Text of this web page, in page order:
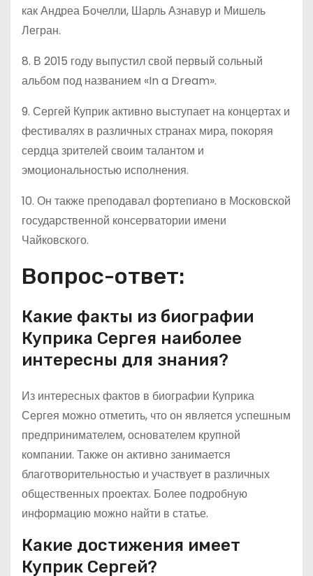
как Андреа Бочелли, Шарль Азнавур и Мишель
Легран.
8. В 2015 году выпустил свой первый сольный
альбом под названием «In a Dream».
9. Сергей Куприк активно выступает на концертах и
фестивалях в различных странах мира, покоряя
сердца зрителей своим талантом и
эмоциональностью исполнения.
10. Он также преподавал фортепиано в Московской
государственной консерватории имени
Чайковского.
Вопрос-ответ:
Какие факты из биографии
Куприка Сергея наиболее
интересны для знания?
Из интересных фактов в биографии Куприка
Сергея можно отметить, что он является успешным
предпринимателем, основателем крупной
компании. Также он активно занимается
благотворительностью и участвует в различных
общественных проектах. Более подробную
информацию можно найти в статье.
Какие достижения имеет
Куприк Сергей?